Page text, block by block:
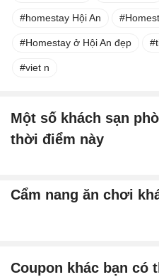
homestay Hội An
Homestay ở Hội An đẹp
viet n
Một số khách sạn
thời điểm này
Cẩm nang ăn chơi
Coupon khác bạn có